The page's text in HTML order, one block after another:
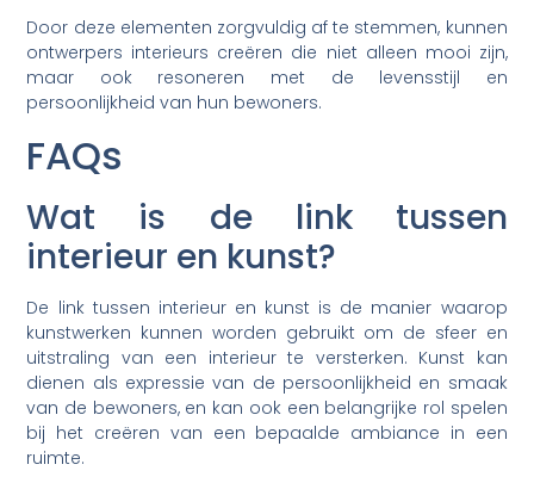
Door deze elementen zorgvuldig af te stemmen, kunnen
ontwerpers interieurs creëren die niet alleen mooi zijn,
maar ook resoneren met de levensstijl en
persoonlijkheid van hun bewoners.
FAQs
Wat is de link tussen
interieur en kunst?
De link tussen interieur en kunst is de manier waarop
kunstwerken kunnen worden gebruikt om de sfeer en
uitstraling van een interieur te versterken. Kunst kan
dienen als expressie van de persoonlijkheid en smaak
van de bewoners, en kan ook een belangrijke rol spelen
bij het creëren van een bepaalde ambiance in een
ruimte.